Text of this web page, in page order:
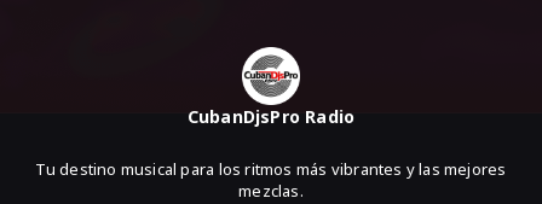
CubanDjsPro Radio
Tu destino musical para los ritmos más vibrantes y las mejores
mezclas.